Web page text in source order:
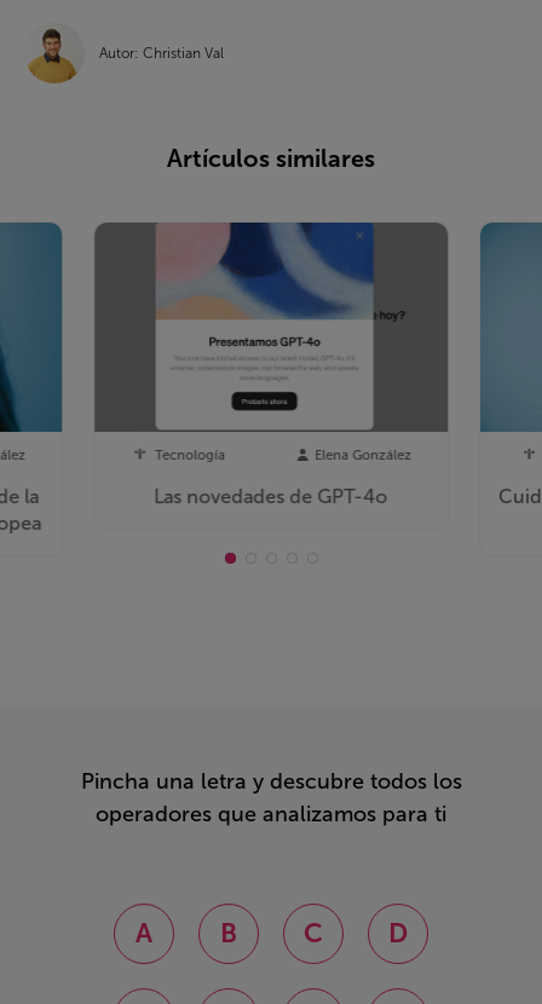
Autor: Christian Val
Artículos similares
la
Tecnología Elena González
Las novedades de GPT-4o
Pincha una letra y descubre todos los
operadores que analizamos para ti
A B C D